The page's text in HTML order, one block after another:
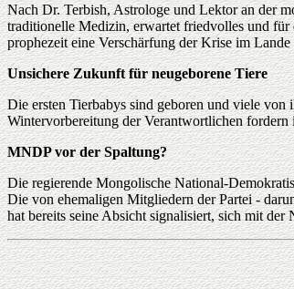
Nach Dr. Terbish, Astrologe und Lektor an der
traditionelle Medizin, erwartet friedvolles und für
prophezeit eine Verschärfung der Krise im
Unsichere Zukunft für neugeborene Tiere
Die ersten Tierbabys sind geboren und viele
Wintervorbereitung der Verantwortlichen
MNDP vor der Spaltung?
Die regierende Mongolische National-
Die von ehemaligen Mitgliedern der Partei -
hat bereits seine Absicht signalisiert, sich mit